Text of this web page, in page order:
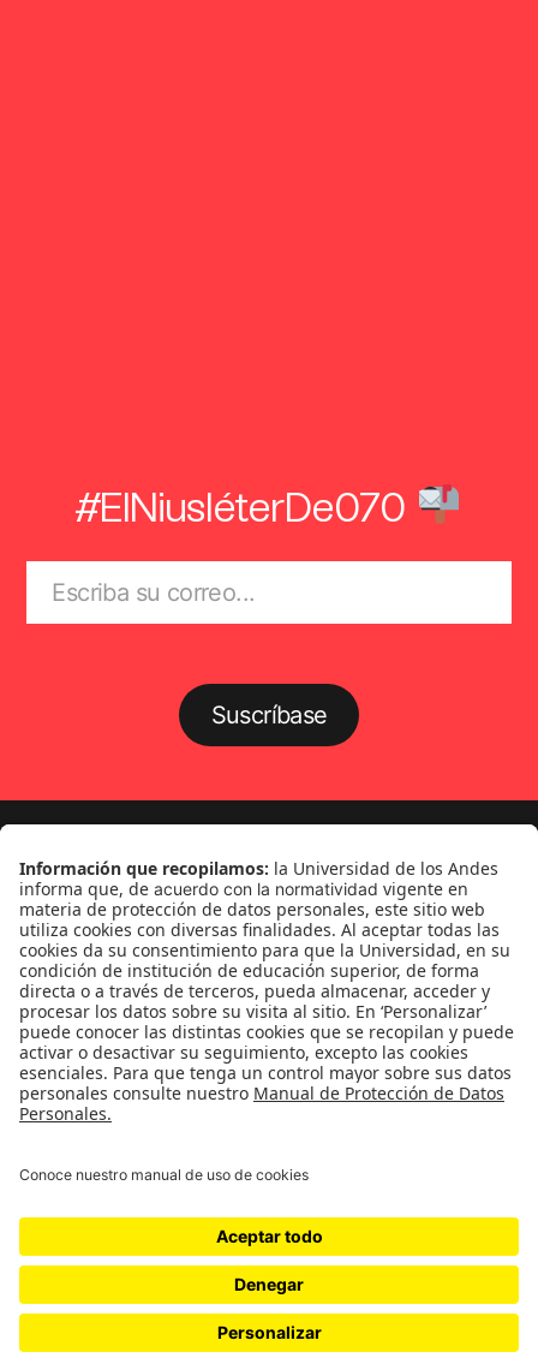
#ElNiusléterDe070
Suscríbase
Género
Política
Cultura
Medio ambiente
Medios y periodismo
Movilización social
Podcasts
Ediciones especiales